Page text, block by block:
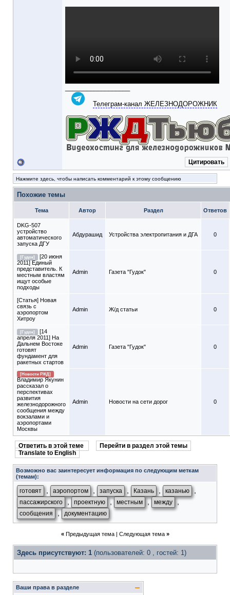
Телеграм-канал ЖЕЛЕЗНОДОРОЖНИК
Цитировать
Нажмите здесь, чтобы написать комментарий к этому сообщению
Похожие темы
Тема Автор Раздел Ответов
DKG-507
устройство
автоматического
запуска ДГУ
Абдурашид Устройства электропитания и ДГА 0
[Гудок]
[20 июня
2011] Единый
представитель. К
местным властям
ищут особые
подходы
Admin Газета "Гудок" 0
[Статья] Новая
связь с
аэропортом
Хитроу
Admin Ж/д статьи 0
[Гудок]
[14
апреля 2011] На
Дальнем Востоке
готовят
фундамент для
ракетных стартов
Admin Газета "Гудок" 0
[Новости РЖД]
Владимир Якунин
рассказал о
перспективах
развития
железнодорожного
сообщения между
вокзалами и
аэропортами
Москвы
Admin Новости на сети дорог 0
Ответить в этой теме
Перейти в раздел этой темы
Translate to English
Возможно вас заинтересует информация по следующим меткам
(темам):
готовят аэропортом запуска Казань казанью
пассажирского , проектную , местным , между ,
сообщения , документацию
« Предыдущая тема| Следующая тема »
Здесь присутствуют: 1 (пользователей: 0 , гостей: 1)
Ваши права в разделе